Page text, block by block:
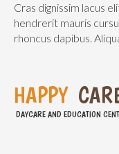
Cras dignissim lacus
hendrerit mauris
rhoncus dapibus.
HAPPY CAR
DAYCARE AND EDUCATION